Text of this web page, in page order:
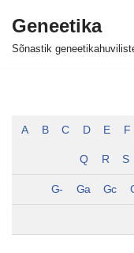
Skip
Geneetika
Sõnastik
A B C D E F
Q R S
G- Ga Gc